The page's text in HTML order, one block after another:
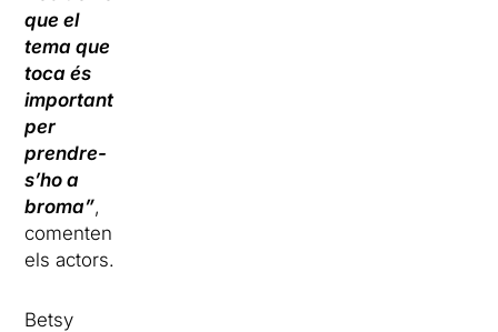
que el
tema que
toca és
important
per
prendre-
s’ho a
broma”,
comenten
els actors.
Betsy